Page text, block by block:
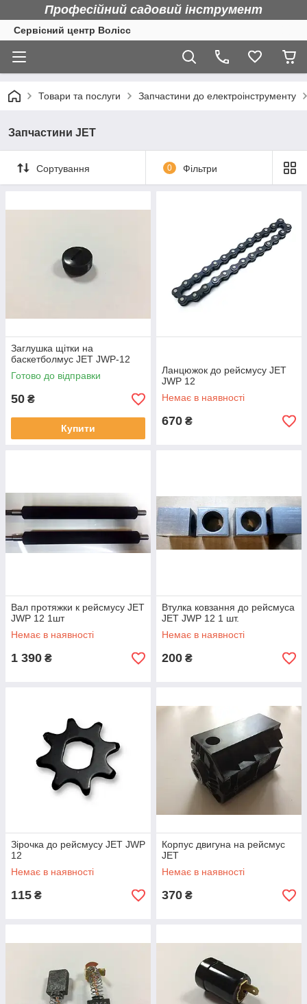
Професійний садовий інструмент
Сервісний центр Волісс
Товари та послуги Запчастини до електроінструменту
Запчастини JET
Сортування 0 Фільтри
Заглушка щітки на
баскетболмус JET JWP-12
Готово до відправки
50 ₴
Купити
Ланцюжок до рейсмусу JET
JWP 12
Немає в наявності
670 ₴
Вал протяжки к рейсмусу JET
JWP 12 1шт
Немає в наявності
1 390 ₴
Втулка ковзання до рейсмуса
JET JWP 12 1 шт.
Немає в наявності
200 ₴
Зірочка до рейсмусу JET JWP
12
Немає в наявності
115 ₴
Корпус двигуна на рейсмус
JET
Немає в наявності
370 ₴